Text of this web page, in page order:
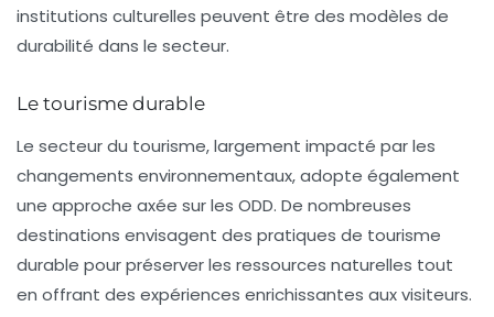
institutions culturelles peuvent être des modèles de
durabilité dans le secteur.
Le tourisme durable
Le secteur du tourisme, largement impacté par les
changements environnementaux, adopte également
une approche axée sur les ODD. De nombreuses
destinations envisagent des pratiques de tourisme
durable pour préserver les ressources naturelles tout
en offrant des expériences enrichissantes aux visiteurs.